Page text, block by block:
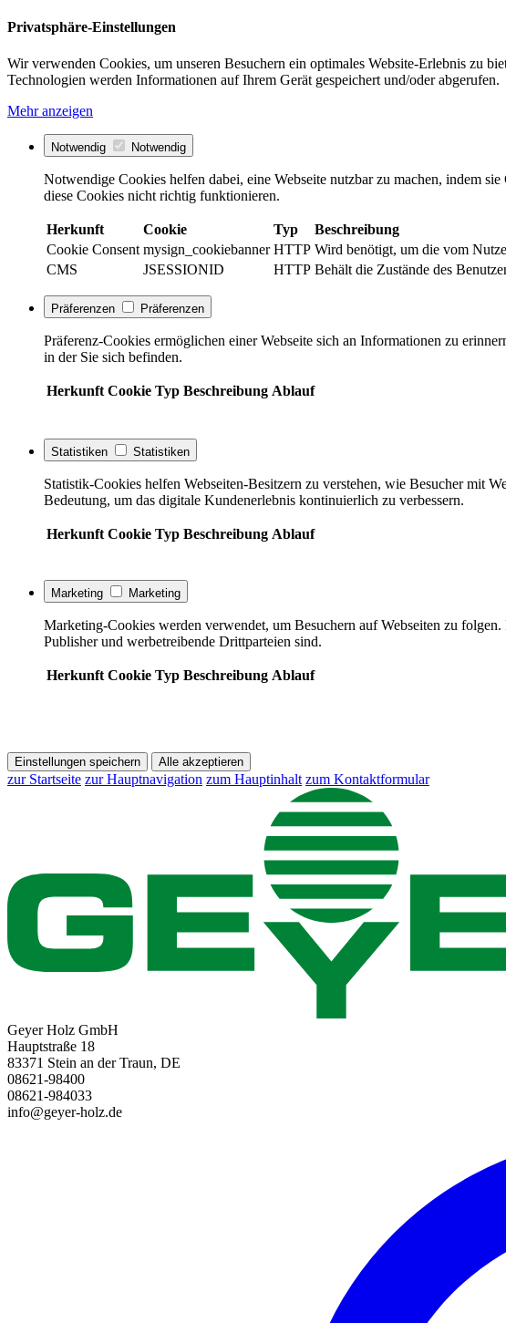
Privatsphäre-Einstellungen
Wir verwenden Cookies, um unseren Besuchern ein optimales Website-Erlebnis zu
Technologien werden Informationen auf Ihrem Gerät gespeichert und/oder abgerufen.
Mehr anzeigen
Notwendig Notwendig
Notwendige Cookies helfen dabei, eine Webseite nutzbar zu machen, indem
diese Cookies nicht richtig funktionieren.
Herkunft Cookie Typ Beschreibung
Cookie Consent mysign_cookiebanner HTTP Wird benötigt, um die vom
CMS
JSESSIONID HTTP Behält die Zustände des
Präferenzen Präferenzen
Präferenz-Cookies ermöglichen einer Webseite sich an Informationen zu
in der Sie sich befinden.
Herkunft Cookie Typ Beschreibung Ablauf
Statistiken Statistiken
Statistik-Cookies helfen Webseiten-Besitzern zu verstehen, wie Besucher mit
Bedeutung, um das digitale Kundenerlebnis kontinuierlich zu verbessern.
Herkunft Cookie Typ Beschreibung Ablauf
Marketing Marketing
Marketing-Cookies werden verwendet, um Besuchern auf Webseiten zu
Publisher und werbetreibende Drittparteien sind.
Herkunft Cookie Typ Beschreibung Ablauf
Einstellungen speichern Alle akzeptieren
zur Startseite zur Hauptnavigation zum Hauptinhalt zum Kontaktformular
Geyer Holz GmbH
Hauptstraße 18
83371 Stein an der Traun, DE
08621-98400
08621-984033
info@geyer-holz.de